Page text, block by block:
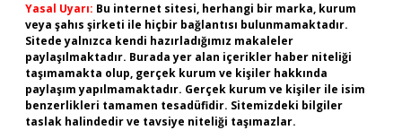
Yasal Uyarı: Bu internet sitesi, herhangi bir marka, kurum
veya şahıs şirketi ile hiçbir bağlantısı bulunmamaktadır.
Sitede yalnızca kendi hazırladığımız makaleler
paylaşılmaktadır. Burada yer alan içerikler haber niteliği
taşımamakta olup, gerçek kurum ve kişiler hakkında
paylaşım yapılmamaktadır. Gerçek kurum ve kişiler ile isim
benzerlikleri tamamen tesadüfidir. Sitemizdeki bilgiler
taslak halindedir ve tavsiye niteliği taşımazlar.